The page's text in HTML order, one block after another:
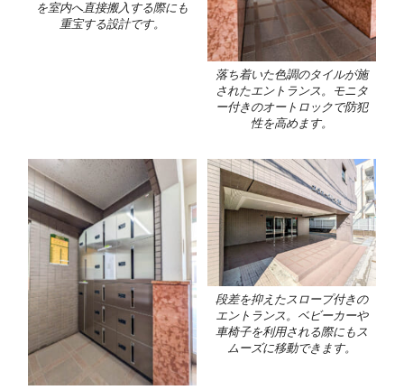
を室内へ直接搬入する際にも
重宝する設計です。
落ち着いた色調のタイルが施
されたエントランス。モニタ
ー付きのオートロックで防犯
性を高めます。
段差を抑えたスロープ付きの
エントランス。ベビーカーや
車椅子を利用される際にもス
ムーズに移動できます。